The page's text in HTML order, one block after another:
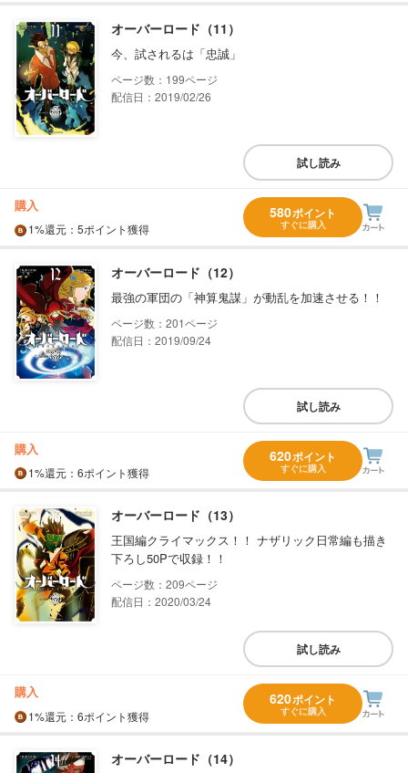
オーバーロード（11）
今、試されるは「忠誠」
199
配信日：2019/02/26
試し読み
購入
1%還元 ：5ポイント獲得
580ポイント
すぐに購入
オーバーロード（12）
最強の軍団の「神算鬼謀」が動乱を加速させる！！
201
配信日：2019/09/24
試し読み
購入
1%還元 ：6ポイント獲得
620ポイント
すぐに購入
オーバーロード（13）
王国編クライマックス！！ ナザリック日常編も描き
下ろし50Pで収録！！
209
配信日：2020/03/24
試し読み
購入
1%還元 ：6ポイント獲得
620ポイント
すぐに購入
オーバーロード（14）